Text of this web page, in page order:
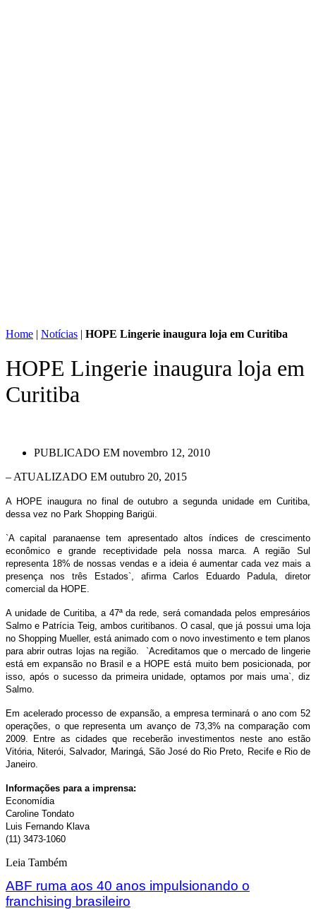
Home | Notícias | HOPE Lingerie inaugura loja em Curitiba
HOPE Lingerie inaugura loja em
Curitiba
PUBLICADO EM novembro 12, 2010
– ATUALIZADO EM outubro 20, 2015
A HOPE inaugura no final de outubro a segunda unidade em Curitiba,
dessa vez no Park Shopping Barigüi.
`A capital paranaense tem apresentado altos índices de crescimento
econômico e grande receptividade pela nossa marca. A região Sul
representa 18% de nossas vendas e a ideia é aumentar cada vez mais a
presença nos três Estados`, afirma Carlos Eduardo Padula, diretor
comercial da HOPE.
A unidade de Curitiba, a 47ª da rede, será comandada pelos empresários
Salmo e Patrícia Teig, ambos curitibanos. O casal, que já possui uma loja
no Shopping Mueller, está animado com o novo investimento e tem planos
para abrir outras lojas na região. `Acreditamos que o mercado de lingerie
está em expansão no Brasil e a HOPE está muito bem posicionada, por
isso, após o sucesso da primeira unidade, optamos por mais uma`, diz
Salmo.
Em acelerado processo de expansão, a empresa terminará o ano com 52
operações, o que representa um avanço de 73,3% na comparação com
2009. Entre as cidades que receberão investimentos neste ano estão
Vitória, Niterói, Salvador, Maringá, São José do Rio Preto, Recife e Rio de
Janeiro.
Informações para a imprensa:
Economídia
Caroline Tondato
Luis Fernando Klava
(11) 3473-1060
Leia Também
ABF ruma aos 40 anos impulsionando o
franchising brasileiro